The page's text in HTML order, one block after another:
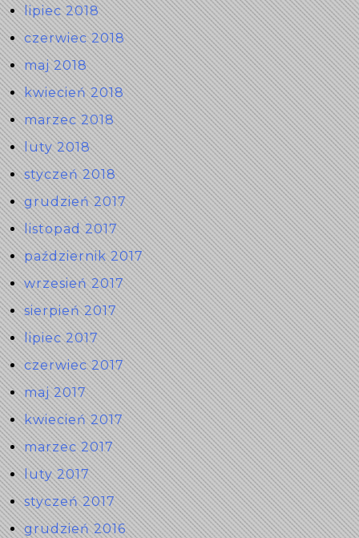
lipiec 2018
czerwiec 2018
maj 2018
kwiecień 2018
marzec 2018
luty 2018
styczeń 2018
grudzień 2017
listopad 2017
październik 2017
wrzesień 2017
sierpień 2017
lipiec 2017
czerwiec 2017
maj 2017
kwiecień 2017
marzec 2017
luty 2017
styczeń 2017
grudzień 2016